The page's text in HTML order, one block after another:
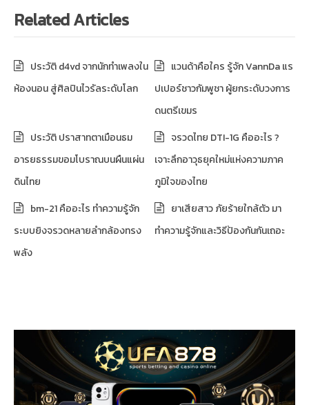
Related Articles
ประวัติ d4vd จากนักทำเพลงใน
ห้องนอน สู่ศิลปินไวรัลระดับโลก
แวนด้าคือใคร รู้จัก VannDa แร
ปเปอร์ชาวกัมพูชา ผู้ยกระดับวงการ
ดนตรีเขมร
ประวัติ ปราสาทตาเมือนธม
อารยธรรมขอมโบราณบนผืนแผ่น
ดินไทย
จรวดไทย DTI-1G คืออะไร ?
เจาะลึกอาวุธยุคใหม่แห่งความภาค
ภูมิใจของไทย
bm-21 คืออะไร ทำความรู้จัก
ระบบยิงจรวดหลายลำกล้องทรง
พลัง
ยาเสียสาว ภัยร้ายใกล้ตัว มา
ทำความรู้จักและวิธีป้องกันกันเถอะ